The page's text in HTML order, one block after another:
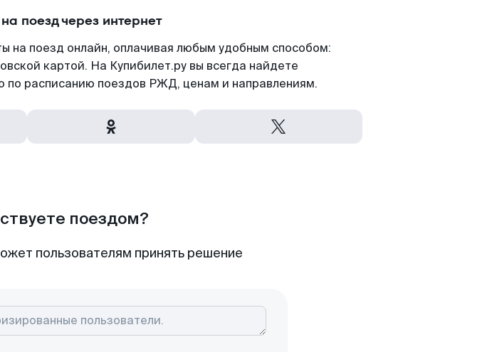
поезд через интернет
на поезд онлайн, оплачивая любым удобным способом:
картой. На Купибилет.ру вы всегда найдете
по расписанию поездов РЖД, ценам и направлениям.
поездом?
пользователям принять решение